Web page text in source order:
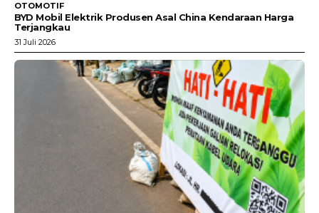
OTOMOTIF
BYD Mobil Elektrik Produsen Asal China Kendaraan Harga
Terjangkau
31 Juli 2026